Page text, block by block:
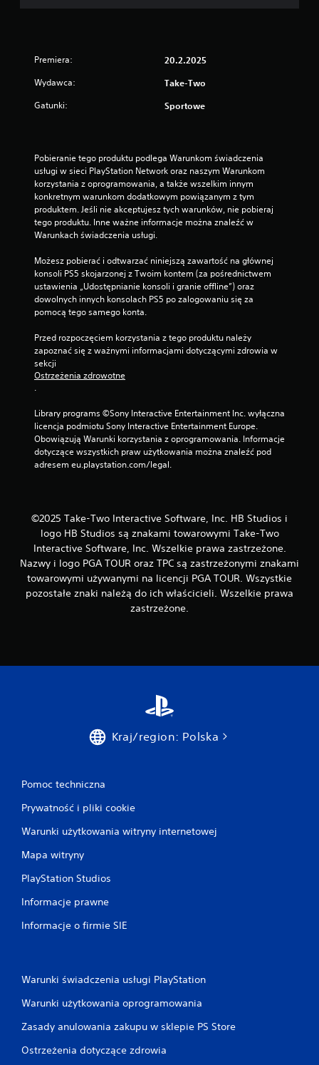
Premiera: 20.2.2025
Wydawca: Take-Two
Gatunki: Sportowe
Pobieranie tego produktu podlega Warunkom świadczenia
usługi w sieci PlayStation Network oraz naszym Warunkom
korzystania z oprogramowania, a także wszelkim innym
konkretnym warunkom dodatkowym powiązanym z tym
produktem. Jeśli nie akceptujesz tych warunków, nie pobieraj
tego produktu. Inne ważne informacje można znaleźć w
Warunkach świadczenia usługi.
Możesz pobierać i odtwarzać niniejszą zawartość na głównej
konsoli PS5 skojarzonej z Twoim kontem (za pośrednictwem
ustawienia „Udostępnianie konsoli i granie offline”) oraz
dowolnych innych konsolach PS5 po zalogowaniu się za
pomocą tego samego konta.
Przed rozpoczęciem korzystania z tego produktu należy
zapoznać się z ważnymi informacjami dotyczącymi zdrowia w
sekcji
Ostrzeżenia zdrowotne
.
Library programs ©Sony Interactive Entertainment Inc. wyłączna
licencja podmiotu Sony Interactive Entertainment Europe.
Obowiązują Warunki korzystania z oprogramowania. Informacje
dotyczące wszystkich praw użytkowania można znaleźć pod
adresem eu.playstation.com/legal.
©2025 Take-Two Interactive Software, Inc. HB Studios i
logo HB Studios są znakami towarowymi Take-Two
Interactive Software, Inc. Wszelkie prawa zastrzeżone.
Nazwy i logo PGA TOUR oraz TPC są zastrzeżonymi znakami
towarowymi używanymi na licencji PGA TOUR. Wszystkie
pozostałe znaki należą do ich właścicieli. Wszelkie prawa
zastrzeżone.
Kraj/region: Polska
Pomoc techniczna
Prywatność i pliki cookie
Warunki użytkowania witryny internetowej
Mapa witryny
PlayStation Studios
Informacje prawne
Informacje o firmie SIE
Warunki świadczenia usługi PlayStation
Warunki użytkowania oprogramowania
Zasady anulowania zakupu w sklepie PS Store
Ostrzeżenia dotyczące zdrowia